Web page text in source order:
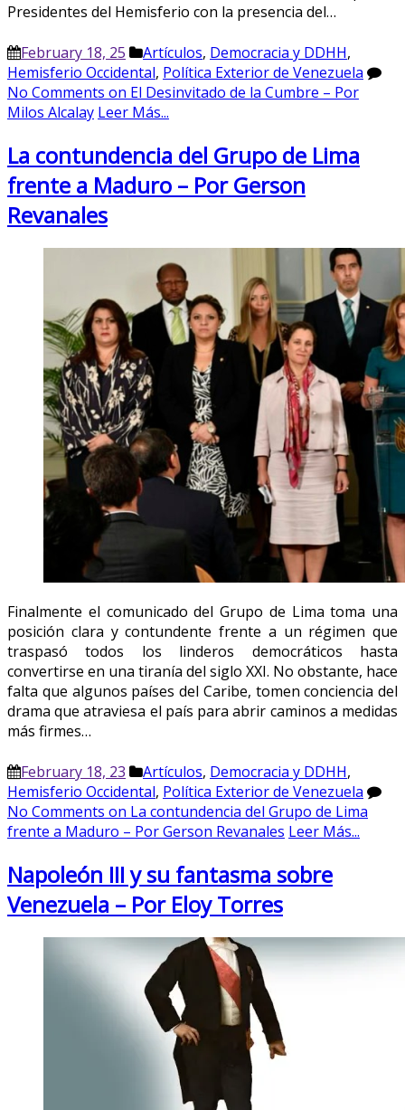
Presidentes del Hemisferio con la presencia del…
February 18, 25 Artículos, Democracia y DDHH,
Hemisferio Occidental, Política Exterior de Venezuela
No Comments on El Desinvitado de la Cumbre – Por
Milos Alcalay Leer Más...
La contundencia del Grupo de Lima
frente a Maduro – Por Gerson
Revanales
Finalmente el comunicado del Grupo de Lima toma una
posición clara y contundente frente a un régimen que
traspasó todos los linderos democráticos hasta
convertirse en una tiranía del siglo XXI. No obstante, hace
falta que algunos países del Caribe, tomen conciencia del
drama que atraviesa el país para abrir caminos a medidas
más firmes…
February 18, 23 Artículos, Democracia y DDHH,
Hemisferio Occidental, Política Exterior de Venezuela
No Comments on La contundencia del Grupo de Lima
frente a Maduro – Por Gerson Revanales Leer Más...
Napoleón III y su fantasma sobre
Venezuela – Por Eloy Torres